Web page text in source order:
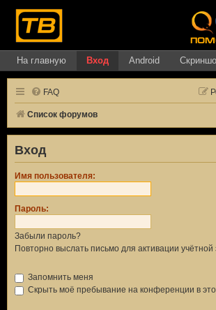
На главную Вход Android
FAQ
Список форумов
Вход
Имя пользователя:
Пароль:
Забыли пароль?
Повторно выслать письмо для активации учётной
Запомнить меня
Скрыть моё пребывание на конференции в